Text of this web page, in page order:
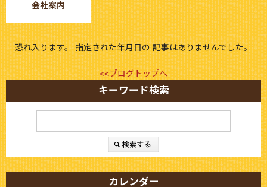
会社案内
恐れ入ります。 指定された年月日の 記事はありませんでした。
<<ブログトップへ
キーワード検索
カレンダー